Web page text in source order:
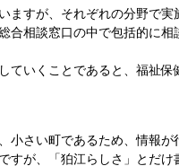
すが、それぞれの分野で実
合相談窓口の中で包括的に
いくことであると、福祉保
さい町であるため、情報
すが、「狛江らしさ」とだ